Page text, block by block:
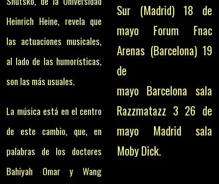
Heinrich Heine, revela que
las actuaciones musicales,
al lado de las humorísticas,
son las más usuales.
La música está en el centro
de este cambio, que, en
palabras de los doctores
Bahiyah Omar y Wang
Sur (Madrid) 18 de
mayo Forum Fnac
Arenas (Barcelona) 19
de
mayo Barcelona sala
Razzmatazz 3 26 de
mayo Madrid sala
Moby Dick.